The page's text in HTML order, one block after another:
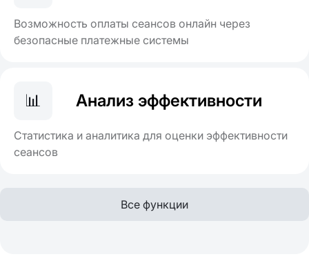
Возможность оплаты сеансов онлайн через
безопасные платежные системы
📊 Анализ эффективности
Статистика и аналитика для оценки эффективности
сеансов
Все функции